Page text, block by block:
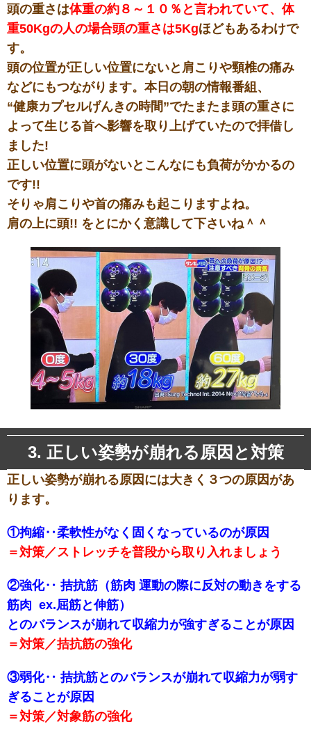
頭の重さは体重の約８～１０％と言われていて、体
重50Kgの人の場合頭の重さは5Kgほどもあるわけで
す。
頭の位置が正しい位置にないと肩こりや頸椎の痛み
などにもつながります。本日の朝の情報番組、
“健康カプセルげんきの時間”でたまたま頭の重さに
よって生じる首へ影響を取り上げていたので拝借し
ました!
正しい位置に頭がないとこんなにも負荷がかかるの
です!!
そりゃ肩こりや首の痛みも起こりますよね。
肩の上に頭!! をとにかく意識して下さいね＾＾
3. 正しい姿勢が崩れる原因と対策
正しい姿勢が崩れる原因には大きく３つの原因があ
ります。
①拘縮‥柔軟性がなく固くなっているのが原因
＝対策／ストレッチを普段から取り入れましょう
②強化‥ 拮抗筋（筋肉 運動の際に反対の動きをする
筋肉 ex.屈筋と伸筋）
とのバランスが崩れて収縮力が強すぎることが原因
＝対策／拮抗筋の強化
③弱化‥ 拮抗筋とのバランスが崩れて収縮力が弱す
ぎることが原因
＝対策／対象筋の強化